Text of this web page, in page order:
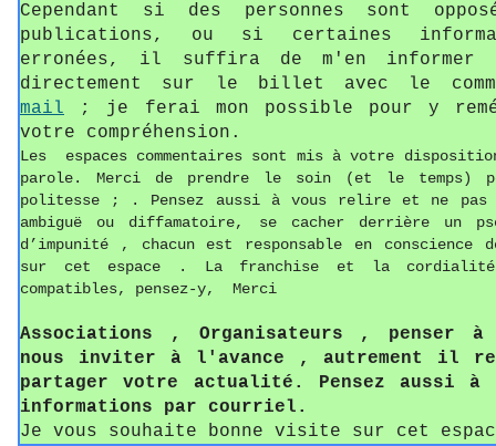
Cependant si des personnes sont
publications, ou si certaines
erronées, il suffira de m'en
directement sur le billet avec le
mail ; je ferai mon possible pour y
votre compréhension.
Les espaces commentaires sont mis à votre
parole. Merci de prendre le soin (et le temps)
politesse ; . Pensez aussi à vous relire et ne pas
ambiguë ou diffamatoire, se cacher derrière un
d’impunité , chacun est responsable en conscience
sur cet espace . La franchise et la
compatibles, pensez-y, Merci
Associations , Organisateurs , penser
nous inviter à l'avance , autrement il
partager votre actualité. Pensez aussi à
informations par courriel.
Je vous souhaite bonne visite sur cet